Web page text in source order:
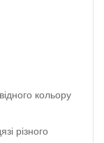
кольору
різного